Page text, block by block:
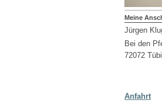
Meine
Jürgen
Bei den
72072
Anfahrt